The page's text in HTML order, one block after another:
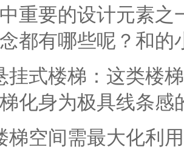
重要的设计元素之
都有哪些呢？和的
挂式楼梯：这类楼
化身为极具线条感
梯空间需最大化利